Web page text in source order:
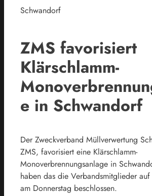
Schwandorf
ZMS favorisiert
Klärschlamm-
e in Schwandorf
Der Zweckverband Müllverwertung
ZMS, favorisiert eine Klärschlamm-
Monoverbrennungsanlage in
haben das die Verbandsmitglieder
am Donnerstag beschlossen.